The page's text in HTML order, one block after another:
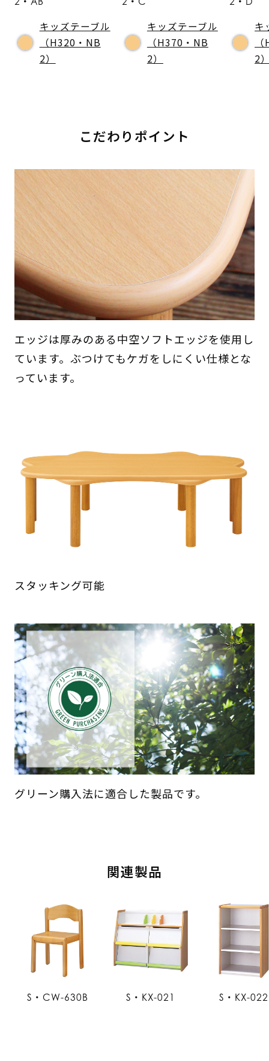
キッズテーブル
（H320・NB
2）
キッズテーブル
（H370・NB
2）
キ
2
こだわりポイント
エッジは厚みのある中空ソフトエッジを使用し
ています。ぶつけてもケガをしにくい仕様とな
っています。
スタッキング可能
グリーン購入法に適合した製品です。
関連製品
S・CW-630B S・KX-021 S・KX-022